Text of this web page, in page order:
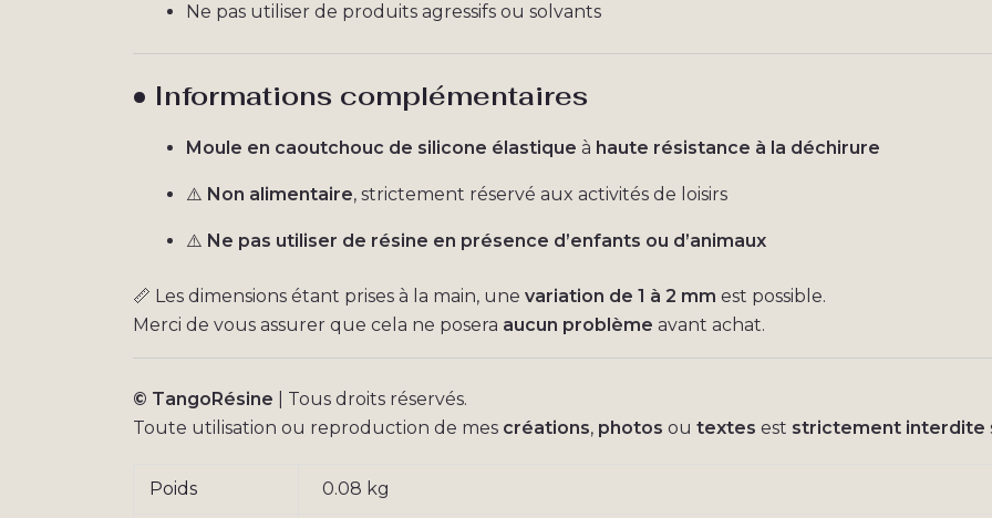
Ne pas utiliser de produits agressifs ou solvants
• Informations complémentaires
Moule en caoutchouc de silicone élastique à haute résistance à la déchirure
⚠️ Non alimentaire, strictement réservé aux activités de loisirs
⚠️ Ne pas utiliser de résine en présence d’enfants ou d’animaux
📏 Les dimensions étant prises à la main, une variation de 1 à 2 mm est possible.
Merci de vous assurer que cela ne posera aucun problème avant achat.
© TangoRésine | Tous droits réservés.
Toute utilisation ou reproduction de mes créations, photos ou textes est strictement interdite
Poids 0.08 kg